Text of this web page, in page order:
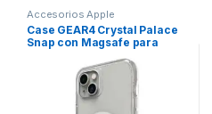
Accesorios Apple
Case GEAR4 Crystal Palace
Snap con Magsafe para
Transparente